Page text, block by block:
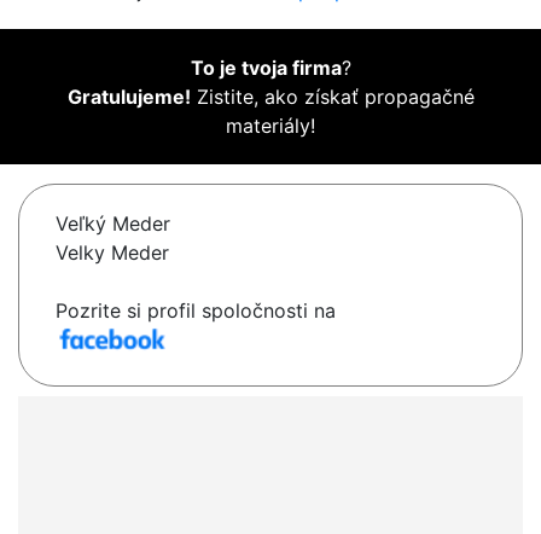
To je tvoja firma?
Gratulujeme! Zistite, ako získať propagačné
materiály!
Veľký Meder
Velky Meder
Pozrite si profil spoločnosti na